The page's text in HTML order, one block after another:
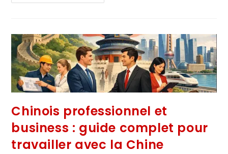
Chinois professionnel et
business : guide complet pour
travailler avec la Chine